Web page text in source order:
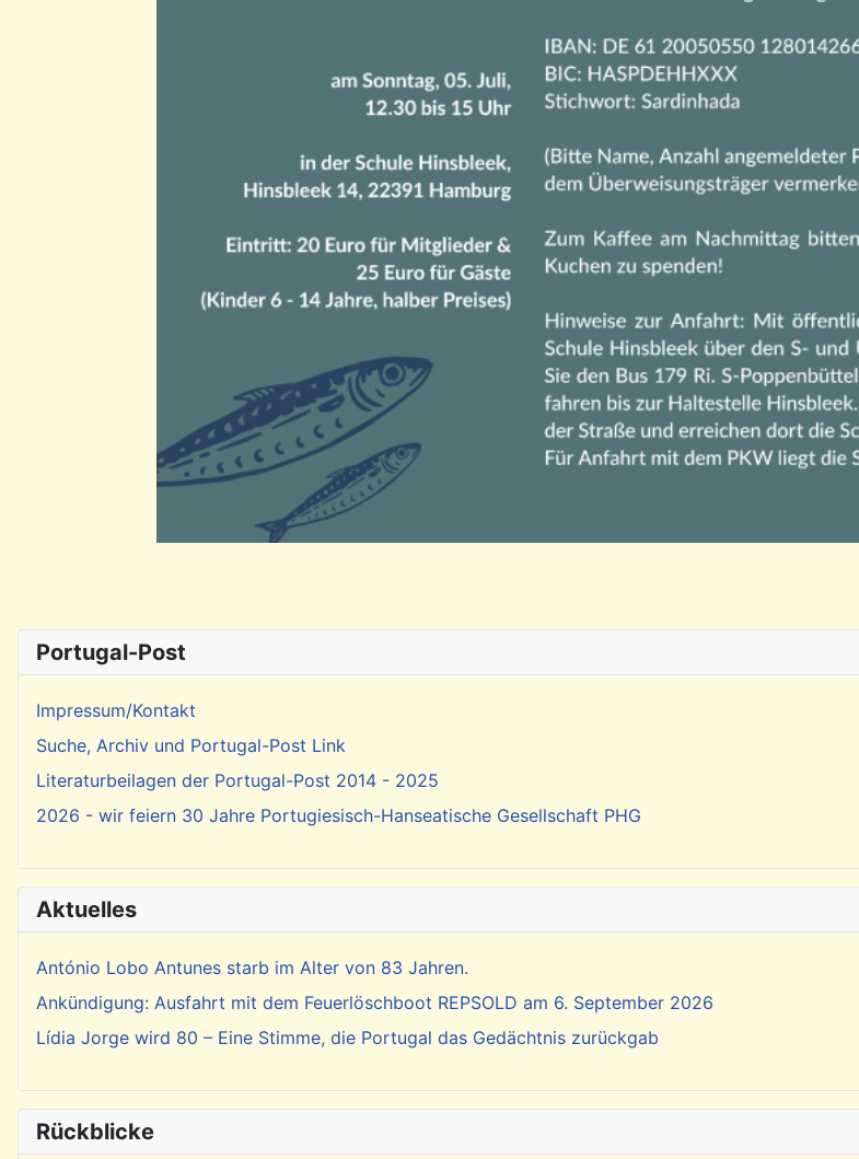
Portugal-Post
Impressum/Kontakt
Suche, Archiv und Portugal-Post Link
Literaturbeilagen der Portugal-Post 2014 - 2025
2026 - wir feiern 30 Jahre Portugiesisch-Hanseatische Gesellschaft PHG
Aktuelles
António Lobo Antunes starb im Alter von 83 Jahren.
Ankündigung: Ausfahrt mit dem Feuerlöschboot REPSOLD am 6. September 2026
Lídia Jorge wird 80 – Eine Stimme, die Portugal das Gedächtnis zurückgab
Rückblicke